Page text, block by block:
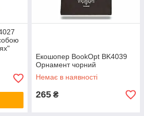
Екошопер BookOpt BK4039
Орнамент чорний
Немає в наявності
265 ₴